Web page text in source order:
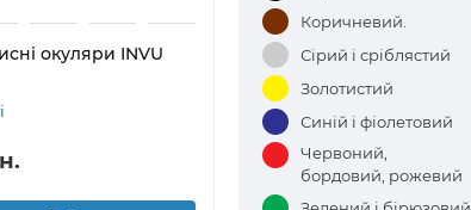
окуляри INVU
Коричневий.
Сірий і сріблястий
Золотистий
Синій і фіолетовий
Червоний,
бордовий, рожевий